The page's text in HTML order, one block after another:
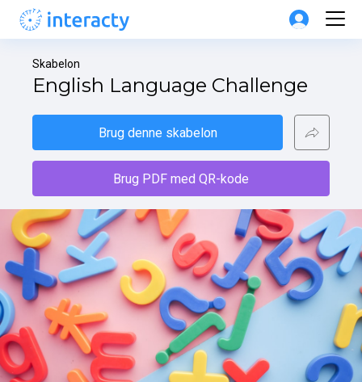
Skabelon
English Language Challenge
Brug denne skabelon
Brug PDF med QR-kode